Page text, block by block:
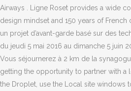
Airways . Ligne Roset provides a wide
design mindset and 150 years of
un projet d’avant-garde basé sur des
du jeudi 5 mai 2016 au dimanche 5 juin
Vous séjournerez à 2 km de la
getting the opportunity to partner with a
the Droplet, use the Local site windows